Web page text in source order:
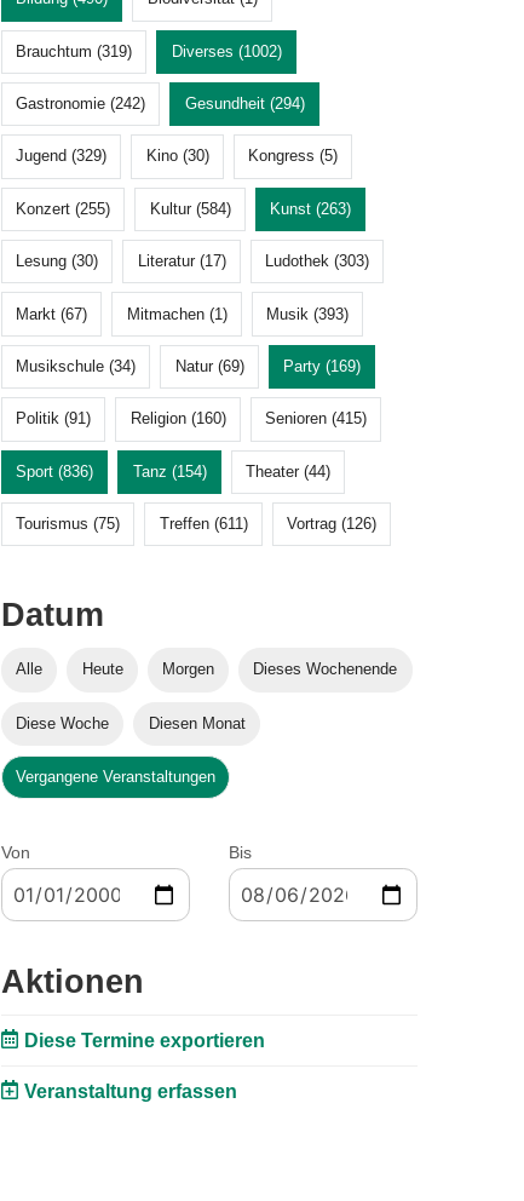
Brauchtum (319) Diverses (1002)
Gastronomie (242) Gesundheit (294)
Jugend (329) Kino (30) Kongress (5)
Konzert (255) Kultur (584) Kunst (263)
Lesung (30) Literatur (17) Ludothek (303)
Markt (67) Mitmachen (1) Musik (393)
Musikschule (34) Natur (69) Party (169)
Politik (91) Religion (160) Senioren (415)
Sport (836) Tanz (154) Theater (44)
Tourismus (75) Treffen (611) Vortrag (126)
Datum
Alle Heute Morgen Dieses Wochenende
Diese Woche Diesen Monat
Vergangene Veranstaltungen
Von Bis
Aktionen
Diese Termine exportieren
Veranstaltung erfassen